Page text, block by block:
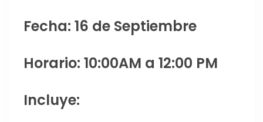
Fecha: 16 de Septiembre
Horario: 10:00AM a 12:00 PM
Incluye: